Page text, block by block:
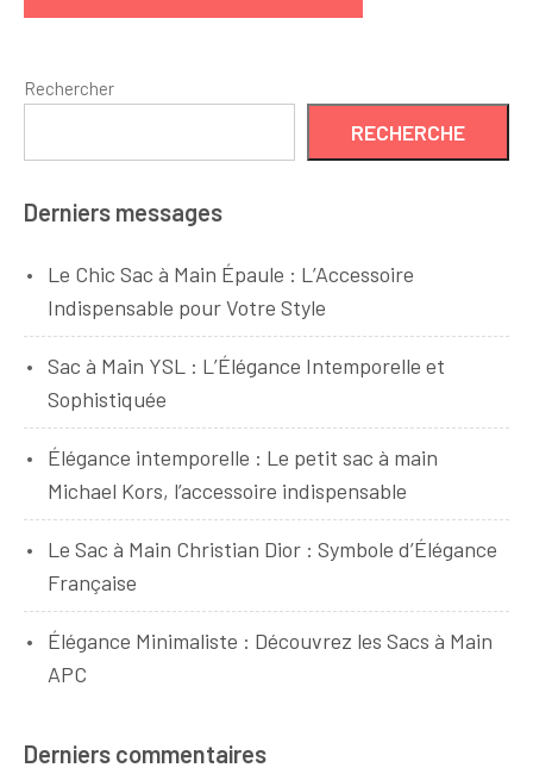
Rechercher
RECHERCHE
Derniers messages
Le Chic Sac à Main Épaule : L’Accessoire
Indispensable pour Votre Style
Sac à Main YSL : L’Élégance Intemporelle et
Sophistiquée
Élégance intemporelle : Le petit sac à main
Michael Kors, l’accessoire indispensable
Le Sac à Main Christian Dior : Symbole d’Élégance
Française
Élégance Minimaliste : Découvrez les Sacs à Main
APC
Derniers commentaires